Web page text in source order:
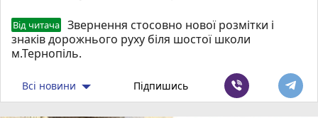
Від читача
Звернення стосовно нової розмітки і
знаків дорожнього руху біля шостої школи
м.Тернопіль.
Всі новини Підпишись